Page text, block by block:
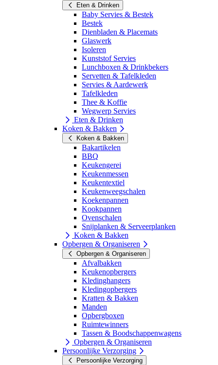
Eten & Drinken
Baby Servies & Bestek
Bestek
Dienbladen & Placemats
Glaswerk
Isoleren
Kunststof Servies
Lunchboxen & Drinkbekers
Servetten & Tafelkleden
Servies & Aardewerk
Tafelkleden
Thee & Koffie
Wegwerp Servies
Eten & Drinken
Koken & Bakken
Koken & Bakken
Bakartikelen
BBQ
Keukengerei
Keukenmessen
Keukentextiel
Keukenweegschalen
Koekenpannen
Kookpannen
Ovenschalen
Snijplanken & Serveerplanken
Koken & Bakken
Opbergen & Organiseren
Opbergen & Organiseren
Afvalbakken
Keukenopbergers
Kledinghangers
Kledingopbergers
Kratten & Bakken
Manden
Opbergboxen
Ruimtewinners
Tassen & Boodschappenwagens
Opbergen & Organiseren
Persoonlijke Verzorging
Persoonlijke Verzorging